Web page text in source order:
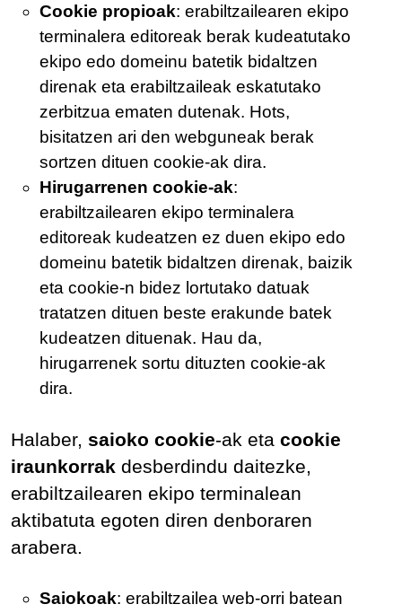
Cookie propioak: erabiltzailearen ekipo
terminalera editoreak berak kudeatutako
ekipo edo domeinu batetik bidaltzen
direnak eta erabiltzaileak eskatutako
zerbitzua ematen dutenak. Hots,
bisitatzen ari den webguneak berak
sortzen dituen cookie-ak dira.
Hirugarrenen cookie-ak:
erabiltzailearen ekipo terminalera
editoreak kudeatzen ez duen ekipo edo
domeinu batetik bidaltzen direnak, baizik
eta cookie-n bidez lortutako datuak
tratatzen dituen beste erakunde batek
kudeatzen dituenak. Hau da,
hirugarrenek sortu dituzten cookie-ak
dira.
Halaber, saioko cookie-ak eta cookie
iraunkorrak desberdindu daitezke,
erabiltzailearen ekipo terminalean
aktibatuta egoten diren denboraren
arabera.
Saiokoak: erabiltzailea web-orri batean